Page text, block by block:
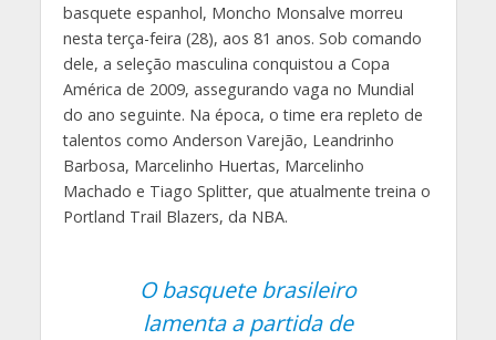
basquete espanhol, Moncho Monsalve morreu
nesta terça-feira (28), aos 81 anos. Sob comando
dele, a seleção masculina conquistou a Copa
América de 2009, assegurando vaga no Mundial
do ano seguinte. Na época, o time era repleto de
talentos como Anderson Varejão, Leandrinho
Barbosa, Marcelinho Huertas, Marcelinho
Machado e Tiago Splitter, que atualmente treina o
Portland Trail Blazers, da NBA.
O basquete brasileiro
lamenta a partida de